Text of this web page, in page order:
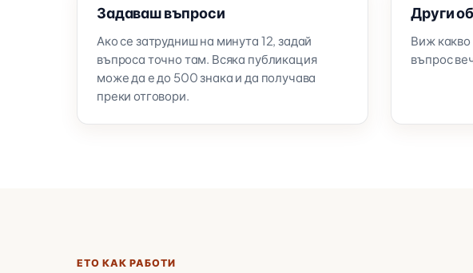
Задаваш въпроси
Ако се затрудниш на минута 12, задай
въпроса точно там. Всяка публикация
може да е до 500 знака и да получава
преки отговори.
Други
Виж какво
въпрос
ЕТО КАК РАБОТИ